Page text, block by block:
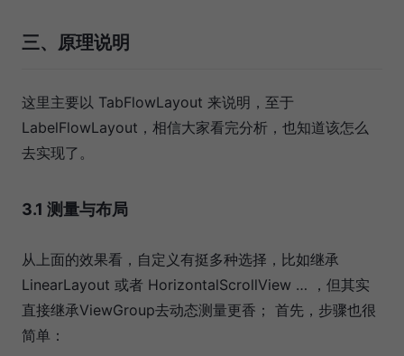
三、原理说明
这里主要以 TabFlowLayout 来说明，至于
LabelFlowLayout，相信大家看完分析，也知道该怎么
去实现了。
3.1 测量与布局
从上面的效果看，自定义有挺多种选择，比如继承
LinearLayout 或者 HorizontalScrollView … ，但其实
直接继承ViewGroup去动态测量更香； 首先，步骤也很
简单：